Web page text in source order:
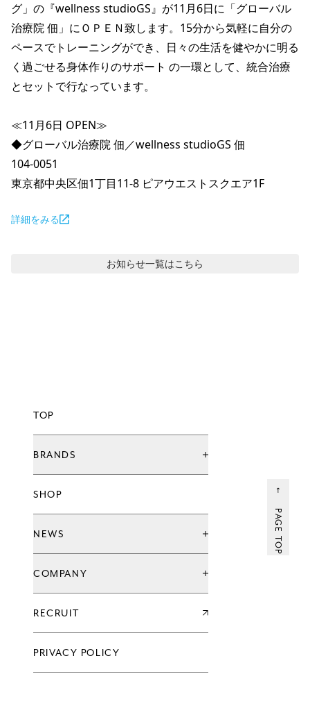
グ」の『wellness studioGS』が11月6日に「グローバル
治療院 佃」にＯＰＥＮ致します。15分から気軽に自分の
ペースでトレーニングができ、日々の生活を健やかに明る
く過ごせる身体作りのサポート の一環として、統合治療
とセットで行なっています。
≪11月6日 OPEN≫
◆グローバル治療院 佃／wellness studioGS 佃
104-0051
東京都中央区佃1丁目11-8 ピアウエストスクエア1F
詳細をみる
お知らせ一覧はこちら
TOP
BRANDS
ブランド一覧
グローバル治療院ブランド
てもみんブランド
ウェルネススタジオ
SHOP
NEWS
お知らせ
キャンペーン
新店情報
COMPANY
会社情報一覧
企業理念
代表メッセージ
沿革
RECRUIT
PRIVACY POLICY
PAGE TOP